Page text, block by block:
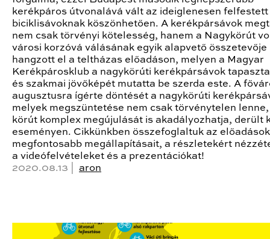
kerékpáros útvonalává vált az ideiglenesen felfestett
biciklisávoknak köszönhetően. A kerékpársávok
nem csak törvényi kötelesség, hanem a Nagykörút
városi korzóvá válásának egyik alapvető összetevője
hangzott el a teltházas előadáson, melyen a Magyar
Kerékpárosklub a nagykörúti kerékpársávok
és szakmai jövőképét mutatta be szerda este. A
augusztusra ígérte döntését a nagykörúti
melyek megszüntetése nem csak törvénytelen lenne,
körút komplex megújulását is akadályozhatja, derült
eseményen. Cikkünkben összefoglaltuk az előadások
megfontosabb megállapításait, a részletekért
a videófelvételeket és a prezentációkat!
2020.08.13 | aron